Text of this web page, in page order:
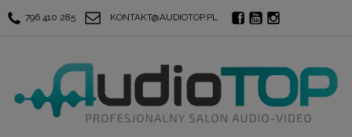
796 410 285 KONTAKT@AUDIOTOP.PL